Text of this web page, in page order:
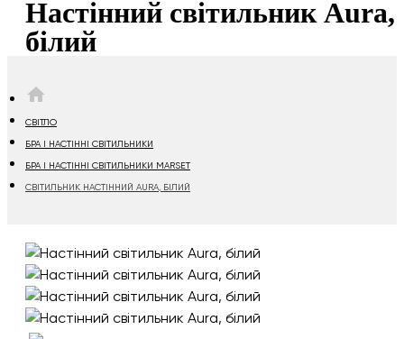
Настінний світильник Aura,
білий
СВІТЛО
БРА І НАСТІННІ СВІТИЛЬНИКИ
БРА І НАСТІННІ СВІТИЛЬНИКИ MARSET
СВІТИЛЬНИК НАСТІННИЙ AURA, БІЛИЙ